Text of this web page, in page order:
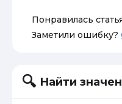
Понравилась
Заметили ошибку?
Найти